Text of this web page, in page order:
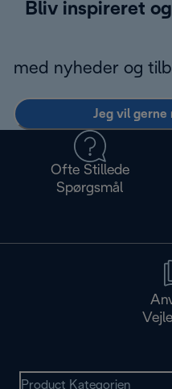
Bliv inspireret
med nyheder og
Jeg vil gerne
Ofte Stillede
Spørgsmål
Product Kategorien